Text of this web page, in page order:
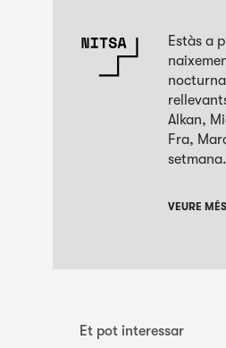
Estàs a
Alkan,
Fra,
setmana.
VEURE MÉS
Et pot interessar